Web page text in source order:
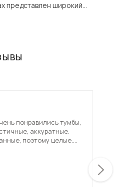
представлен широкий
в Москве и Подмосковью,
понравились тумбы,
аккуратные.
поэтому целые.
белый, а такой
менять не